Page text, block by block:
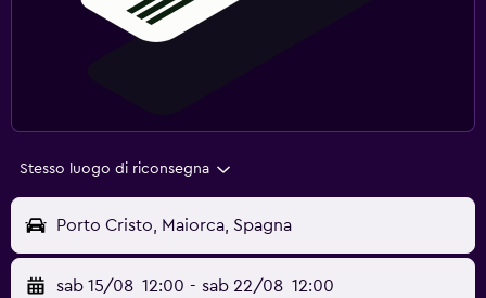
Stesso luogo di riconsegna
Porto Cristo, Maiorca, Spagna
sab 15/08 12:00 - sab 22/08 12:00